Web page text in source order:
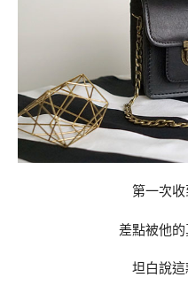
第一次
差點被他
坦白說